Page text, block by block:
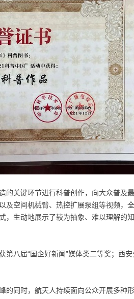
的关键环节进行科普创作，向大众普及
空间机械臂、热控扩展泵组等视频，
生动地展示了较为抽象、难以理解的
八届“国企好新闻”媒体类二等奖；西
同时，航天人持续面向公众开展多种